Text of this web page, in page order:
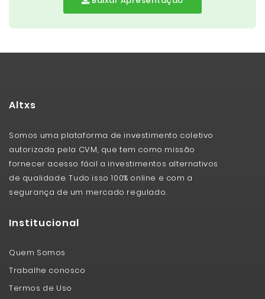
Altxs
Somos uma plataforma de investimento coletivo
autorizada pela CVM, que tem como missão
fornecer acesso fácil a investimentos alternativos
de qualidade. Tudo isso 100% online e com a
segurança de um mercado regulado.
Institucional
Quem Somos
Trabalhe conosco
Termos de Uso